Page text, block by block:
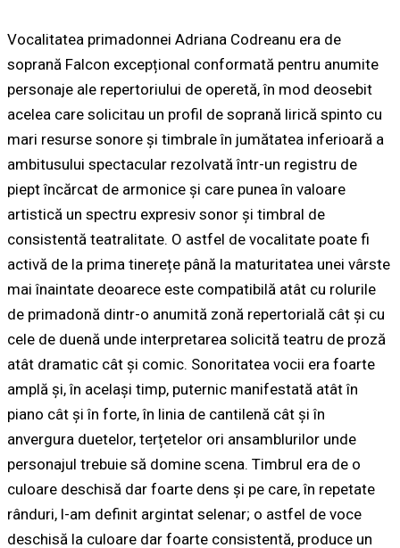
Vocalitatea primadonnei Adriana Codreanu era de
soprană Falcon excepțional conformată pentru anumite
personaje ale repertoriului de operetă, în mod deosebit
acelea care solicitau un profil de soprană lirică spinto cu
mari resurse sonore și timbrale în jumătatea inferioară a
ambitusului spectacular rezolvată într-un registru de
piept încărcat de armonice și care punea în valoare
artistică un spectru expresiv sonor și timbral de
consistentă teatralitate. O astfel de vocalitate poate fi
activă de la prima tinerețe până la maturitatea unei vârste
mai înaintate deoarece este compatibilă atât cu rolurile
de primadonă dintr-o anumită zonă repertorială cât și cu
cele de duenă unde interpretarea solicită teatru de proză
atât dramatic cât și comic. Sonoritatea vocii era foarte
amplă și, în același timp, puternic manifestată atât în
piano cât și în forte, în linia de cantilenă cât și în
anvergura duetelor, terțetelor ori ansamblurilor unde
personajul trebuie să domine scena. Timbrul era de o
culoare deschisă dar foarte dens și pe care, în repetate
rânduri, l-am definit argintat selenar; o astfel de voce
deschisă la culoare dar foarte consistentă, produce un